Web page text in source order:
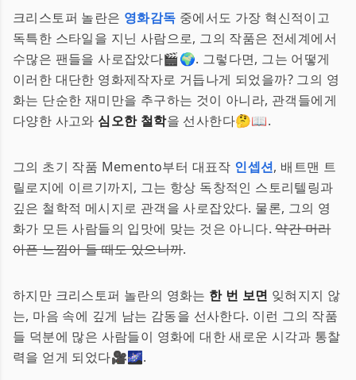
크리스토퍼 놀란은 영화감독 중에서도 가장 혁신적이고
독특한 스타일을 지닌 사람으로, 그의 작품은 전세계에서
수많은 팬들을 사로잡았다🎬🌍. 그렇다면, 그는 어떻게
이러한 대단한 영화제작자로 거듭나게 되었을까? 그의 영
화는 단순한 재미만을 추구하는 것이 아니라, 관객들에게
다양한 사고와 심오한 철학을 선사한다🤔📖.
그의 초기 작품 Memento부터 대표작 인셉션, 배트맨 트
릴로지에 이르기까지, 그는 항상 독창적인 스토리텔링과
깊은 철학적 메시지로 관객을 사로잡았다. 물론, 그의 영
화가 모든 사람들의 입맛에 맞는 것은 아니다.약간 머리
아픈 느낌이 들 때도 있으니까.
하지만 크리스토퍼 놀란의 영화는 한 번 보면 잊혀지지 않
는, 마음 속에 깊게 남는 감동을 선사한다. 이런 그의 작품
들 덕분에 많은 사람들이 영화에 대한 새로운 시각과 통찰
력을 얻게 되었다🎥🌌.